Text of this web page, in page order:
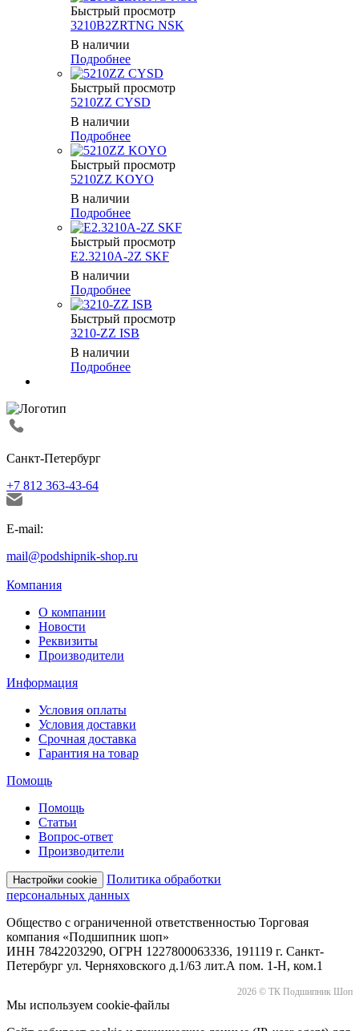
Быстрый просмотр
3210B2ZRTNG NSK
В наличии
Подробнее
Быстрый просмотр
5210ZZ CYSD
В наличии
Подробнее
Быстрый просмотр
5210ZZ KOYO
В наличии
Подробнее
Быстрый просмотр
E2.3210A-2Z SKF
В наличии
Подробнее
Быстрый просмотр
3210-ZZ ISB
В наличии
Подробнее
Санкт-Петербург
+7 812 363-43-64
E-mail:
mail@podshipnik-shop.ru
Компания
О компании
Новости
Реквизиты
Производители
Информация
Условия оплаты
Условия доставки
Срочная доставка
Гарантия на товар
Помощь
Помощь
Статьи
Вопрос-ответ
Производители
Настройки cookie
Политика обработки
персональных данных
Общество с ограниченной ответственностью Торговая
компания «Подшипник шоп»
ИНН 7842203290, ОГРН 1227800063336, 191119 г. Санкт-
Петербург ул. Черняховского д.1/63 лит.А пом. 1-Н, ком.1
2026 © ТК Подшипник Шоп
Мы используем cookie-файлы